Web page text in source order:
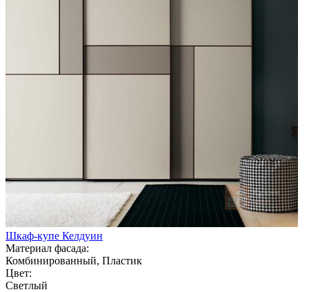
Шкаф-купе Келдуин
Материал фасада:
Комбинированный, Пластик
Цвет:
Светлый